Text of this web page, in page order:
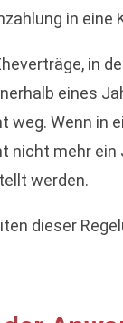
in
in
eines
weg. Wenn in
nicht mehr ein
werden.
dieser